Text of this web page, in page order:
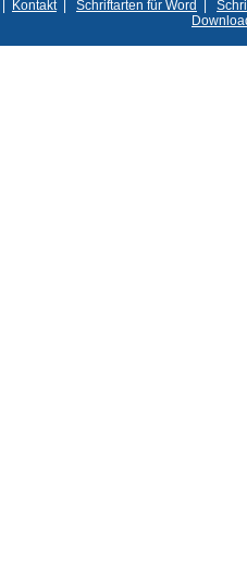
Kontakt| Schriftarten für Word